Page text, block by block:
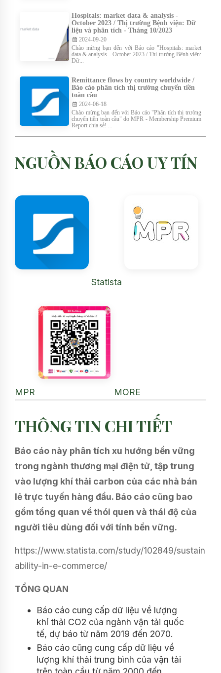
Hospitals: market data & analysis -
October 2023 / Thị trường Bệnh viện: Dữ
liệu và phân tích - Tháng 10/2023
2024-09-20
Chào mừng bạn đến với Báo cáo "Hospitals: market
data & analysis - October 2023 / Thị trường Bệnh viện:
Dữ...
Remittance flows by country worldwide /
Báo cáo phân tích thị trường chuyển tiền
toàn cầu
2024-06-18
Chào mừng bạn đến với Báo cáo "Phân tích thị trường
chuyển tiền toàn cầu" do MPR - Membership Premium
Report chia sẻ! ...
NGUỒN BÁO CÁO UY TÍN
Statista
MPR MORE
THÔNG TIN CHI TIẾT
Báo cáo này phân tích xu hướng bền vững
trong ngành thương mại điện tử, tập trung
vào lượng khí thải carbon của các nhà bán
lẻ trực tuyến hàng đầu. Báo cáo cũng bao
gồm tổng quan về thói quen và thái độ của
người tiêu dùng đối với tính bền vững.
https://www.statista.com/study/102849/sustain
ability-in-e-commerce/
TỔNG QUAN
Báo cáo cung cấp dữ liệu về lượng
khí thải CO2 của ngành vận tải quốc
tế, dự báo từ năm 2019 đến 2070.
Báo cáo cũng cung cấp dữ liệu về
lượng khí thải trung bình của vận tải